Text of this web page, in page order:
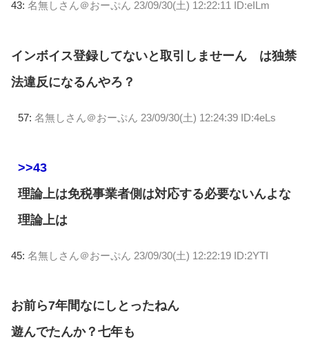
43: 名無しさん＠おーぷん 23/09/30(土) 12:22:11 ID:eILm
インボイス登録してないと取引しませーん は独禁
法違反になるんやろ？
57: 名無しさん＠おーぷん 23/09/30(土) 12:24:39 ID:4eLs
>>43
理論上は免税事業者側は対応する必要ないんよな
理論上は
45: 名無しさん＠おーぷん 23/09/30(土) 12:22:19 ID:2YTI
お前ら7年間なにしとったねん
遊んでたんか？七年も